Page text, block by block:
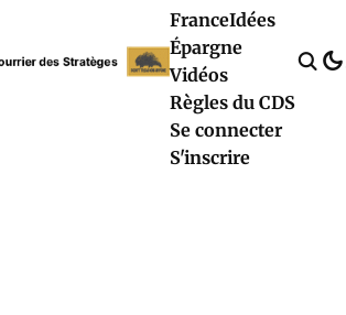
FranceIdées
Épargne
Vidéos
Règles du CDS
Se connecter
S'inscrire